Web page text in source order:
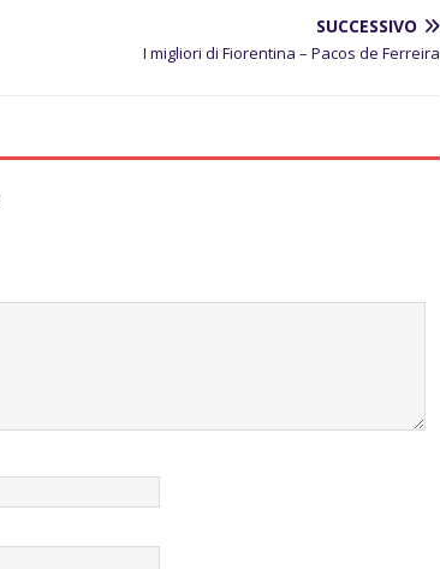
SUCCESSIVO
I migliori di Fiorentina – Pacos de Ferreira